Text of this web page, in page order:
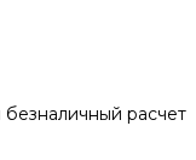
расчет